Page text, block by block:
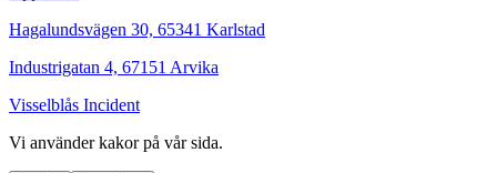
Hagalundsvägen 30, 65341 Karlstad
Industrigatan 4, 67151 Arvika
Visselblås Incident
Vi använderkakorpå vår sida.